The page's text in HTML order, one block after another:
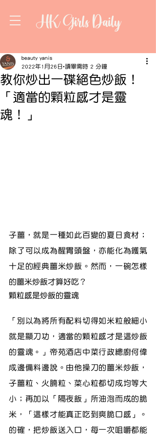
HK Girls Daily
教你炒出一碟絕色炒飯！
「適當的顆粒感才是靈
魂！」
beauty yanis
2022年1月26日 讀畢需時 2 分鐘
子薑，就是一種如此百變的夏日食材；
除了可以成為醒胃頭盤，亦能化為鑊氣
十足的經典薑米炒飯。然而，一碗怎樣
的薑米炒飯才算好吃？
顆粒感是炒飯的靈魂
「別以為將所有配料切得如米粒般細小
就是顯刀功，適當的顆粒感才是這炒飯
的靈魂。」帝苑酒店中菜行政總廚何偉
成邊備料邊說。由他操刀的薑米炒飯，
子薑粒、火腩粒、菜心粒都切成均等大
小；再加以「隔夜飯」所油泡而成的脆
米，「這樣才能真正吃到爽脆口感」。
的確，把炒飯送入口，每一次咀嚼都能